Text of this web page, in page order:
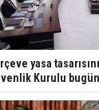
yasa
Kurulu